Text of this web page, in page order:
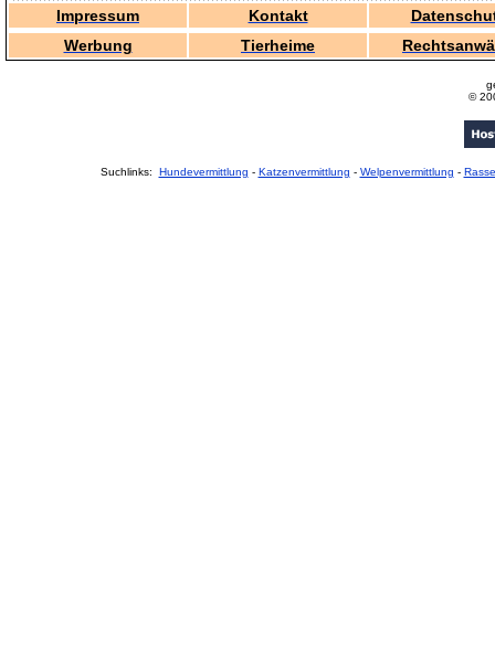
Impressum Kontakt
Werbung
Tierheime
©
Suchlinks: Hundevermittlung - Katzenvermittlung - Welpenvermittlung -